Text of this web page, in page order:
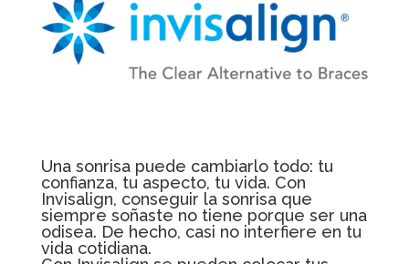
Una sonrisa puede cambiarlo todo: tu
confianza, tu aspecto, tu vida. Con
Invisalign, conseguir la sonrisa que
siempre soñaste no tiene porque ser una
odisea. De hecho, casi no interfiere en tu
vida cotidiana.